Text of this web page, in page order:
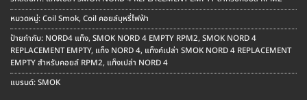
คะแนน
ของลูกค้า
฿350.00.฿290.00.
หมวดหมู่:Coil Smok, Coil คอยล์บุหรี่ไฟฟ้า
ป้ายกำกับ: NORD4 แท็ง, SMOK NORD 4 EMPTY RPM2, SMOK NORD 4
REPLACEMENT EMPTY, แท็ง NORD 4, แท็งค์เปล่า SMOK NORD 4 REPLACEMENT
EMPTY สำหรับคอยล์ RPM2, แท็งเปล่า NORD 4
แบรนด์:SMOK